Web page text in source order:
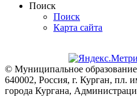
Поиск
Поиск
Карта сайта
© Муниципальное
640002, Россия, г. Курган,
города Кургана,